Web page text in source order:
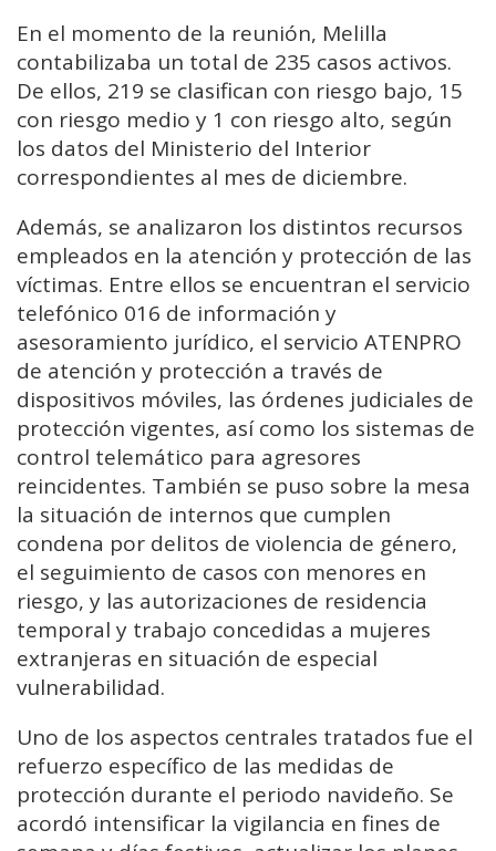
En el momento de la reunión, Melilla
contabilizaba un total de 235 casos activos.
De ellos, 219 se clasifican con riesgo bajo, 15
con riesgo medio y 1 con riesgo alto, según
los datos del Ministerio del Interior
correspondientes al mes de diciembre.
Además, se analizaron los distintos recursos
empleados en la atención y protección de las
víctimas. Entre ellos se encuentran el servicio
telefónico 016 de información y
asesoramiento jurídico, el servicio ATENPRO
de atención y protección a través de
dispositivos móviles, las órdenes judiciales de
protección vigentes, así como los sistemas de
control telemático para agresores
reincidentes. También se puso sobre la mesa
la situación de internos que cumplen
condena por delitos de violencia de género,
el seguimiento de casos con menores en
riesgo, y las autorizaciones de residencia
temporal y trabajo concedidas a mujeres
extranjeras en situación de especial
vulnerabilidad.
Uno de los aspectos centrales tratados fue el
refuerzo específico de las medidas de
protección durante el periodo navideño. Se
acordó intensificar la vigilancia en fines de